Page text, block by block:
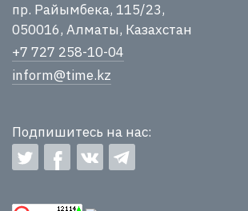
пр. Райымбека, 115/23,
050016, Алматы, Казахстан
+7 727 258-10-04
inform@time.kz
Подпишитесь на нас: